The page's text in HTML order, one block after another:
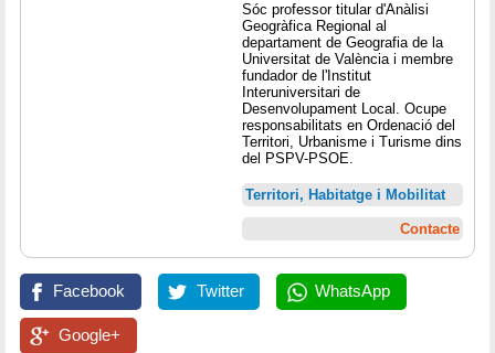
Sóc professor titular d'Anàlisi
Geogràfica Regional al
departament de Geografia de la
Universitat de València i membre
fundador de l'Institut
Interuniversitari de
Desenvolupament Local. Ocupe
responsabilitats en Ordenació del
Territori, Urbanisme i Turisme dins
del PSPV-PSOE.
Territori, Habitatge i Mobilitat
Contacte
Facebook Twitter WhatsApp
Google+